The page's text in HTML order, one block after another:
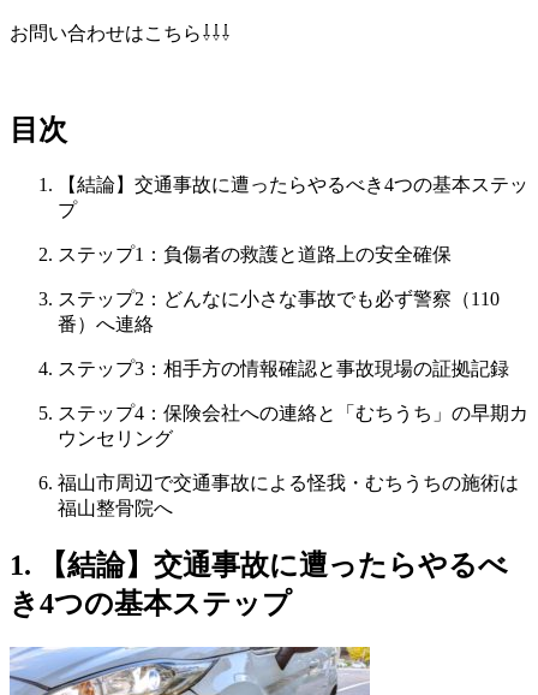
お問い合わせはこちら⇩⇩⇩
目次
【結論】交通事故に遭ったらやるべき4つの基本ステッ
プ
ステップ1：負傷者の救護と道路上の安全確保
ステップ2：どんなに小さな事故でも必ず警察（110
番）へ連絡
ステップ3：相手方の情報確認と事故現場の証拠記録
ステップ4：保険会社への連絡と「むちうち」の早期カ
ウンセリング
福山市周辺で交通事故による怪我・むちうちの施術は
福山整骨院へ
1. 【結論】交通事故に遭ったらやるべ
き4つの基本ステップ